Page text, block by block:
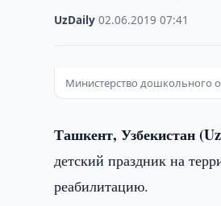
UzDaily ·02.06.2019 ·07:41
Министерство дошкольного
Ташкент, Узбекистан
детский праздник на
реабилитацию.